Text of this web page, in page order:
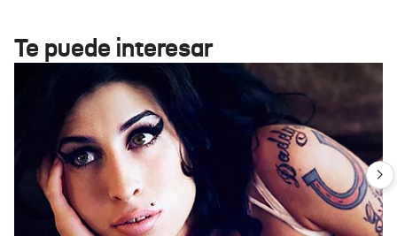
Te puede interesar